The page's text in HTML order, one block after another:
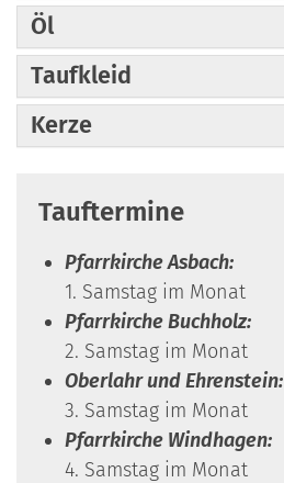
Öl
Taufkleid
Kerze
Tauftermine
Pfarrkirche Asbach:
1. Samstag im Monat
Pfarrkirche Buchholz:
2. Samstag im Monat
Oberlahr und Ehrenstein:
3. Samstag im Monat
Pfarrkirche Windhagen:
4. Samstag im Monat